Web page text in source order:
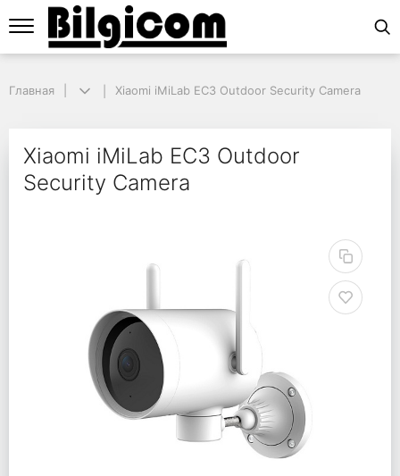
Xiaomi iMiLab EC3 Outdoor Security Camera
Главная Xiaomi iMiLab EC3 Outdoor Security Camera
Xiaomi iMiLab EC3 Outdoor
Security Camera